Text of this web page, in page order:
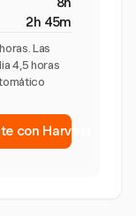
2h 45m
Las
4,5 horas
con Harvest